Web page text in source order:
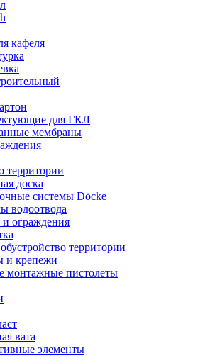
кафеля
для ГКЛ
мембраны
территории
доска
системы Döcke
водоотвода
ограждения
территории
и крепежи
монтажные пистолеты
вата
элементы